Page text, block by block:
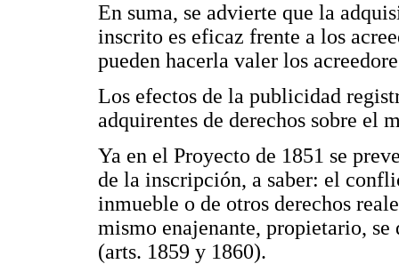
En suma, se advierte que la
inscrito es eficaz frente a los
pueden hacerla valer los
Los efectos de la publicidad
adquirentes de derechos sobre el
Ya en el Proyecto de 1851 se
de la inscripción, a saber: el
inmueble o de otros derechos
mismo enajenante, propietario,
(arts. 1859 y 1860).